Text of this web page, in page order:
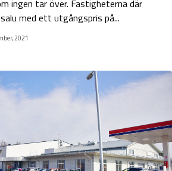
ingen tar över. Fastigheterna där
med ett utgångspris på...
2021